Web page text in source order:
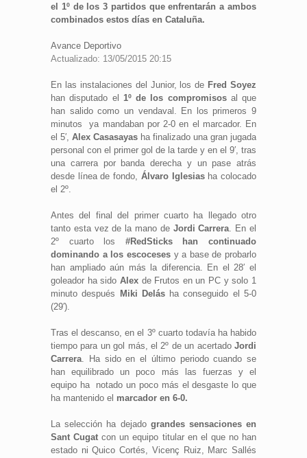
el 1º de los 3 partidos que enfrentarán a ambos
combinados estos días en Cataluña.
Avance Deportivo
Actualizado: 13/05/2015 20:15
En las instalaciones del Junior, los de Fred Soyez
han disputado el 1º de los compromisosal que
han salido como un vendaval. En los primeros 9
minutos ya mandaban por 2-0 en el marcador. En
el 5′, Alex Casasayas ha finalizado una gran jugada
personal con el primer gol de la tarde y en el 9′, tras
una carrera por banda derecha y un pase atrás
desde línea de fondo, Álvaro Iglesiasha colocado
el 2º.
Antes del final del primer cuarto ha llegado otro
tanto esta vez de la mano de Jordi Carrera. En el
2º cuarto los #RedSticks han continuado
dominando a los escocesesy a base de probarlo
han ampliado aún más la diferencia. En el 28′ el
goleador ha sido Alexde Frutos en un PC y solo 1
minuto después
Miki Delásha conseguido el 5-0
(29′).
Tras el descanso, en el 3º cuarto todavía ha habido
tiempo para un gol más, el 2º de un acertado Jordi
Carrera. Ha sido en el último periodo cuando se
han equilibrado un poco más las fuerzas y el
equipo ha notado un poco más el desgaste lo que
ha mantenido el marcador en 6-0.
La selección ha dejadograndes sensaciones en
Sant Cugat con un equipo titular en el que no han
estado ni Quico Cortés, Vicenç Ruiz, Marc Sallés